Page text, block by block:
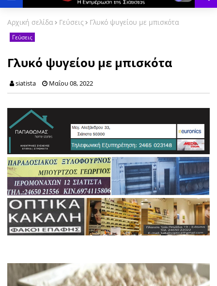
Αρχική σελίδα Γεύσεις Γλυκό ψυγείου με μπισκότα
Γεύσεις
Γλυκό ψυγείου με μπισκότα
siatista Μαΐου 08, 2022